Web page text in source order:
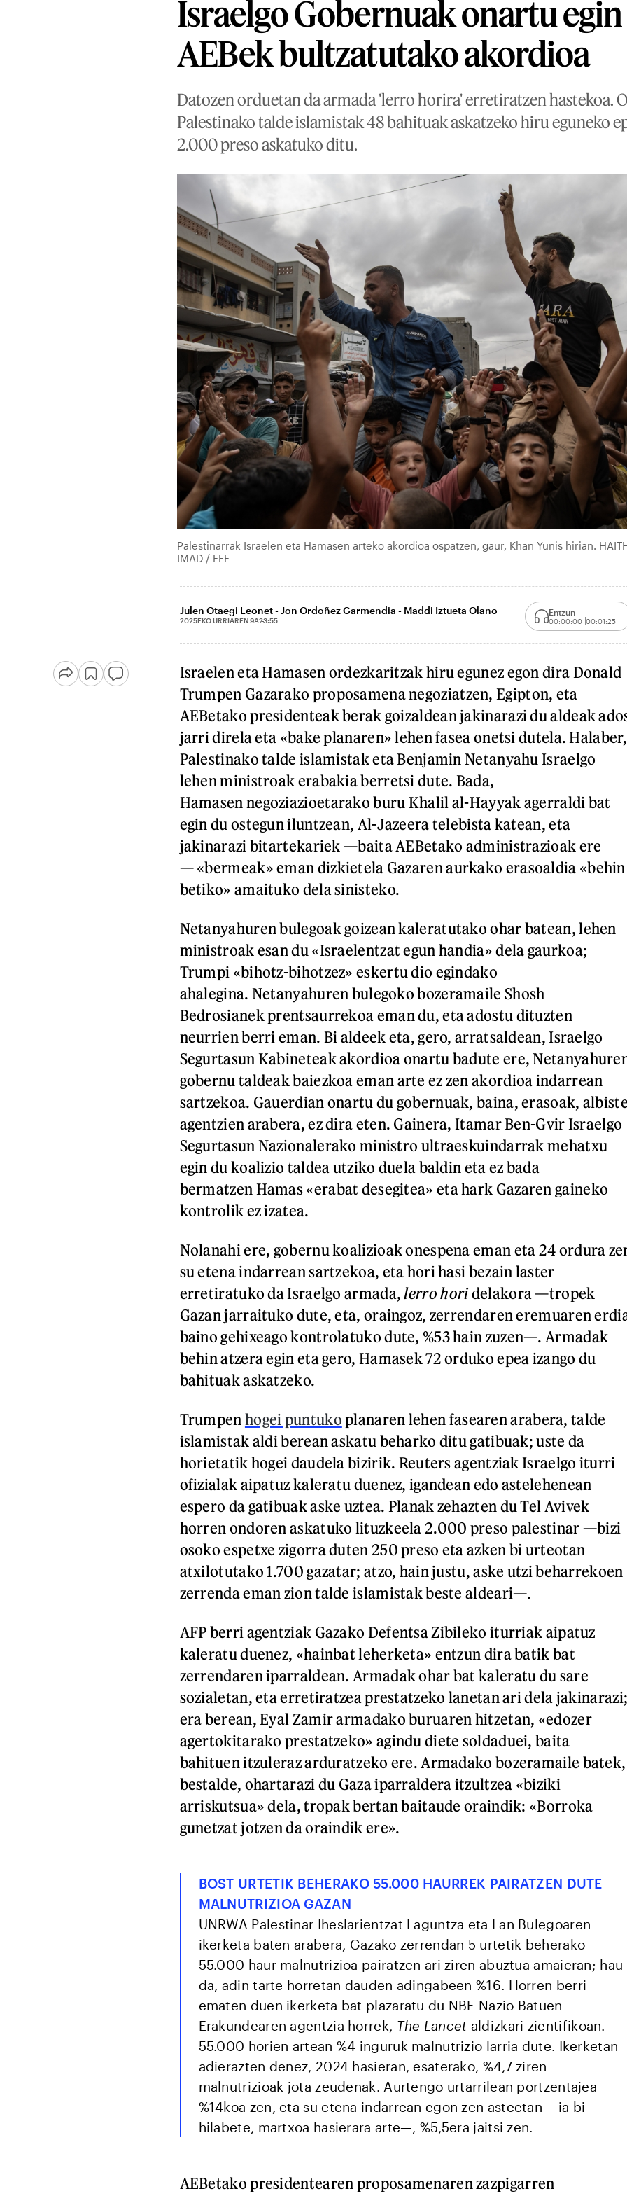
Israelgo Gobernuak onartu
AEBek bultzatutako akordioa
Datozen orduetan da armada 'lerro horira' erretiratzen hastekoa.
Palestinako talde islamistak 48 bahituak askatzeko hiru eguneko
2.000 preso askatuko ditu.
Palestinarrak Israelen eta Hamasen arteko akordioa ospatzen, gaur, Khan Yunis hirian.
IMAD / EFE
Julen Otaegi Leonet - Jon Ordoñez Garmendia - Maddi Iztueta Olano
2025EKO URRIAREN 9A23:55
Entzun
00:00:00 00:01:25
Israelen eta Hamasen ordezkaritzak hiru egunez egon dira Donald
Trumpen Gazarako proposamena negoziatzen, Egipton, eta
AEBetako presidenteak berak goizaldean jakinarazi du aldeak
jarri direla eta «bake planaren» lehen fasea onetsi dutela. Halaber,
Palestinako talde islamistak eta Benjamin Netanyahu Israelgo
lehen ministroak erabakia berretsi dute. Bada,
Hamasen negoziazioetarako buru Khalil al-Hayyak agerraldi bat
egin du ostegun iluntzean, Al-Jazeera telebista katean, eta
jakinarazi bitartekariek —baita AEBetako administrazioak ere
— «bermeak» eman dizkietela Gazaren aurkako erasoaldia «behin
betiko» amaituko dela sinisteko.
Netanyahuren bulegoak goizean kaleratutako ohar batean, lehen
ministroak esan du «Israelentzat egun handia» dela gaurkoa;
Trumpi «bihotz-bihotzez» eskertu dio egindako
ahalegina. Netanyahuren bulegoko bozeramaile Shosh
Bedrosianek prentsaurrekoa eman du, eta adostu dituzten
neurrien berri eman. Bi aldeek eta, gero, arratsaldean, Israelgo
Segurtasun Kabineteak akordioa onartu badute ere,
gobernu taldeak baiezkoa eman arte ez zen akordioa indarrean
sartzekoa. Gauerdian onartu du gobernuak, baina, erasoak,
agentzien arabera, ez dira eten. Gainera, Itamar Ben-Gvir Israelgo
Segurtasun Nazionalerako ministro ultraeskuindarrak mehatxu
egin du koalizio taldea utziko duela baldin eta ez bada
bermatzen Hamas «erabat desegitea» eta hark Gazaren gaineko
kontrolik ez izatea.
Nolanahi ere, gobernu koalizioak onespena eman eta 24 ordura
su etena indarrean sartzekoa, eta hori hasi bezain laster
erretiratuko da Israelgo armada,lerro hori delakora —tropek
Gazan jarraituko dute, eta, oraingoz, zerrendaren eremuaren
baino gehixeago kontrolatuko dute, %53 hain zuzen—. Armadak
behin atzera egin eta gero, Hamasek 72 orduko epea izango du
bahituak askatzeko.
Trumpen hogei puntuko planaren lehen fasearen arabera, talde
islamistak aldi berean askatu beharko ditu gatibuak; uste da
horietatik hogei daudela bizirik. Reuters agentziak Israelgo iturri
ofizialak aipatuz kaleratu duenez, igandean edo astelehenean
espero da gatibuak aske uztea. Planak zehazten du Tel Avivek
horren ondoren askatuko lituzkeela 2.000 preso palestinar —bizi
osoko espetxe zigorra duten 250 preso eta azken bi urteotan
atxilotutako 1.700 gazatar; atzo, hain justu, aske utzi beharrekoen
zerrenda eman zion talde islamistak beste aldeari—.
AFP berri agentziak Gazako Defentsa Zibileko iturriak aipatuz
kaleratu duenez, «hainbat leherketa» entzun dira batik bat
zerrendaren iparraldean. Armadak ohar bat kaleratu du sare
sozialetan, eta erretiratzea prestatzeko lanetan ari dela
era berean, Eyal Zamir armadako buruaren hitzetan, «edozer
agertokitarako prestatzeko» agindu diete soldaduei, baita
bahituen itzuleraz arduratzeko ere. Armadako bozeramaile batek,
bestalde, ohartarazi du Gaza iparraldera itzultzea «biziki
arriskutsua» dela, tropak bertan baitaude oraindik: «Borroka
gunetzat jotzen da oraindik ere».
BOST URTETIK BEHERAKO 55.000 HAURREK PAIRATZEN DUTE
MALNUTRIZIOA GAZAN
UNRWA Palestinar Iheslarientzat Laguntza eta Lan Bulegoaren
ikerketa baten arabera, Gazako zerrendan 5 urtetik beherako
55.000 haur malnutrizioa pairatzen ari ziren abuztua amaieran; hau
da, adin tarte horretan dauden adingabeen %16. Horren berri
ematen duen ikerketa bat plazaratu du NBE Nazio Batuen
Erakundearen agentzia horrek, The Lancet aldizkari zientifikoan.
55.000 horien artean %4 inguruk malnutrizio larria dute. Ikerketan
adierazten denez, 2024 hasieran, esaterako, %4,7 ziren
malnutrizioak jota zeudenak. Aurtengo urtarrilean portzentajea
%14koa zen, eta su etena indarrean egon zen asteetan —ia bi
hilabete, martxoa hasierara arte—, %5,5era jaitsi zen.
AEBetako presidentearen proposamenaren zazpigarren